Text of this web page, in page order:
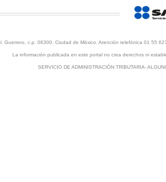
Guerrero, c.p. 06300, Ciudad de México. Atención telefónica 01 55
La información publicada en este portal no crea derechos ni
SERVICIO DE ADMINISTRACIÓN TRIBUTARIA-